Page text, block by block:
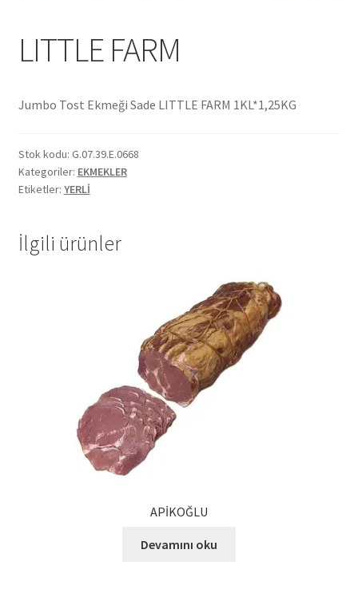
Heinz Katalog
Hint Mutfağı
İletişim
İnsan Kaynakları
ISO Belgemiz
La Deliziosa Katalog
Meksika Mutfağı
LITTLE FARM
Jumbo Tost Ekmeği Sade LITTLE FARM 1KL*1,25KG
Stok kodu: G.07.39.E.0668
Kategoriler: EKMEKLER
Etiketler: YERLİ
İlgili ürünler
APİKOĞLU
Devamını oku